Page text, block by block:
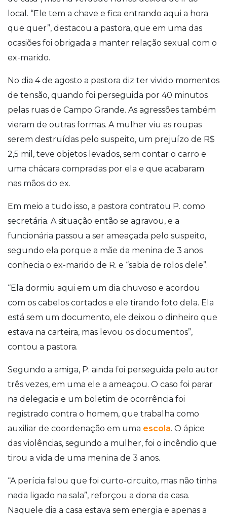
local. “Ele tem a chave e fica entrando aqui a hora
que quer”, destacou a pastora, que em uma das
ocasiões foi obrigada a manter relação sexual com o
ex-marido.
No dia 4 de agosto a pastora diz ter vivido momentos
de tensão, quando foi perseguida por 40 minutos
pelas ruas de Campo Grande. As agressões também
vieram de outras formas. A mulher viu as roupas
serem destruídas pelo suspeito, um prejuízo de R$
2,5 mil, teve objetos levados, sem contar o carro e
uma chácara compradas por ela e que acabaram
nas mãos do ex.
Em meio a tudo isso, a pastora contratou P. como
secretária. A situação então se agravou, e a
funcionária passou a ser ameaçada pelo suspeito,
segundo ela porque a mãe da menina de 3 anos
conhecia o ex-marido de R. e “sabia de rolos dele”.
“Ela dormiu aqui em um dia chuvoso e acordou
com os cabelos cortados e ele tirando foto dela. Ela
está sem um documento, ele deixou o dinheiro que
estava na carteira, mas levou os documentos”,
contou a pastora.
Segundo a amiga, P. ainda foi perseguida pelo autor
três vezes, em uma ele a ameaçou. O caso foi parar
na delegacia e um boletim de ocorrência foi
registrado contra o homem, que trabalha como
auxiliar de coordenação em uma escola. O ápice
das violências, segundo a mulher, foi o incêndio que
tirou a vida de uma menina de 3 anos.
“A perícia falou que foi curto-circuito, mas não tinha
nada ligado na sala”, reforçou a dona da casa.
Naquele dia a casa estava sem energia e apenas a